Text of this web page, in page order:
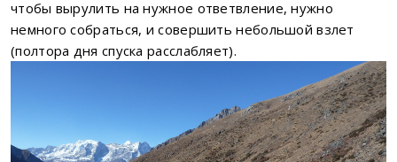
чтобы вырулить на нужное ответвление, нужно
немного собраться, и совершить небольшой взлет
(полтора дня спуска расслабляет).